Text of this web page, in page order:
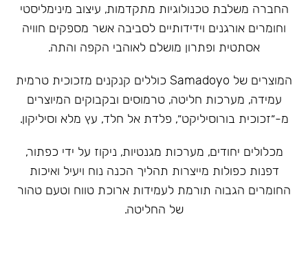
‏החברה משלבת טכנולוגיות מתקדמות, עיצוב מינימליסטי
וחומרים אורגנים וידידותיים לסביבה אשר מספקים חוויה
אסתטית ופתרון מושלם לאוהבי הקפה והתה.
המוצרים של Samadoyo כוללים קנקנים מזכוכית טרמית
עמידה, מערכות חליטה, טרמוסים ובקבוקים המיוצרים
מ-״זכוכית בורוסיליקט״, פלדת אל חלד, עץ מלא וסיליקון.
מכלולים יחודים, מערכות מגנטיות, ניקוז על ידי כפתור,
דפנות כפולות מייצרות תהליך הכנה נוח ויעיל ואיכות
החומרים הגבוה תורמת לעמידות ארוכת טווח וטעם טהור
של החליטה.